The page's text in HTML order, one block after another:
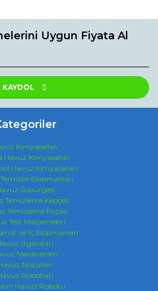
Uygun Fiyata Al
KAYDOL
Kimyasalları
Havuz Kimyasalları
Havuz Kimyasalları
Ekipmanları
Süpürgesi
Temizleme Kepçesi
Temizleme Fırçası
Test Malzemeleri
ve İç Ekipmanları
Izgaraları
Merdivenleri
Nozulları
Robotları
Havuz Robotu